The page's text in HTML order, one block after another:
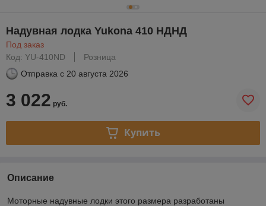
Надувная лодка Yukona 410 НДНД
Под заказ
Код: YU-410ND
Розница
Отправка с 20 августа 2026
3 022 руб.
Купить
Описание
Моторные надувные лодки этого размера разработаны